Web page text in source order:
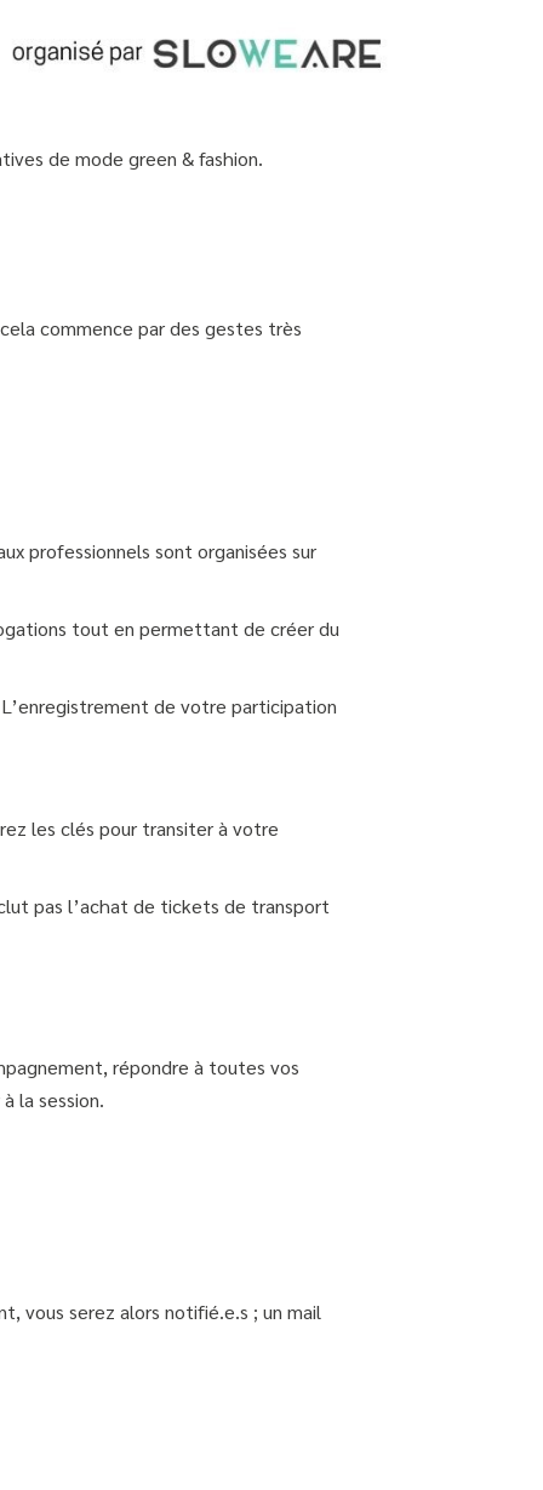
de mode green & fashion.
commence par des gestes très
professionnels sont organisées sur
tout en permettant de créer du
de votre participation
les clés pour transiter à votre
pas l’achat de tickets de transport
répondre à toutes vos
la session.
vous serez alors notifié.e.s ; un mail